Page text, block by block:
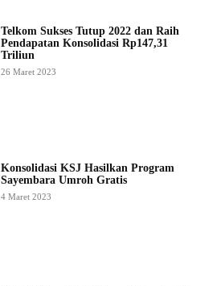
Telkom Sukses Tutup 2022 dan Raih
Pendapatan Konsolidasi Rp147,31
Triliun
26 Maret 2023
Konsolidasi KSJ Hasilkan Program
Sayembara Umroh Gratis
4 Maret 2023